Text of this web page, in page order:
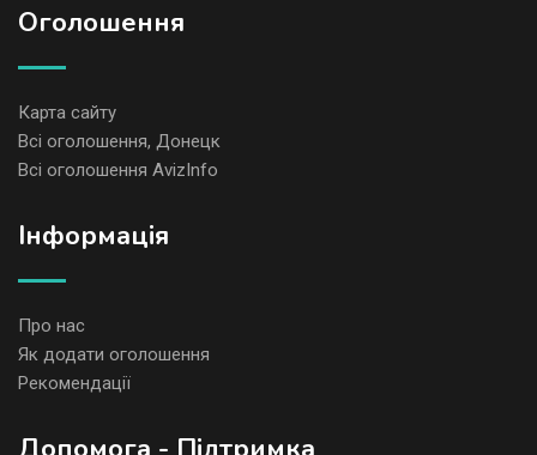
Оголошення
Карта сайту
Всі оголошення, Донецк
Всі оголошення AvizInfo
Iнформація
Про нас
Як додати оголошення
Рекомендації